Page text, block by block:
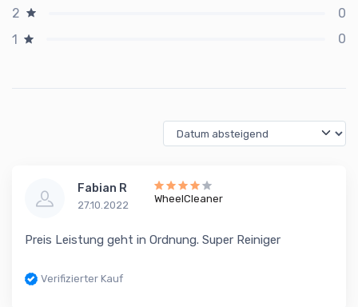
2
0
1
0
Fabian R
27.10.2022
WheelCleaner
Preis Leistung geht in Ordnung. Super Reiniger
Verifizierter Kauf